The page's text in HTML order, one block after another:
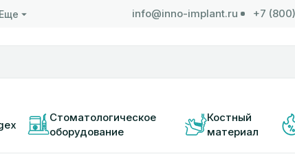
Еще info@inno-implant.ru +7
Стоматологическое
оборудование
Костный
материал